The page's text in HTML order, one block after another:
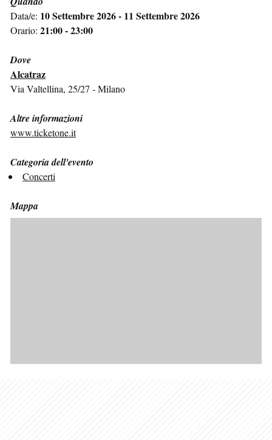
Data/e: 10 Settembre 2026 - 11 Settembre 2026
Orario: 21:00 - 23:00
Dove
Alcatraz
Via Valtellina, 25/27 - Milano
Altre informazioni
www.ticketone.it
Categoria dell'evento
Concerti
Mappa